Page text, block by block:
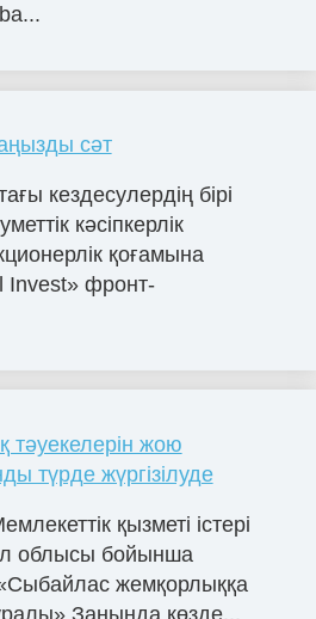
сәт
кездесулердің бірі
кәсіпкерлік
қоғамына
Invest» фронт-
тәуекелерін жою
түрде жүргізілуде
қызметі істері
облысы бойынша
жемқорлыққа
Заңында көзде...